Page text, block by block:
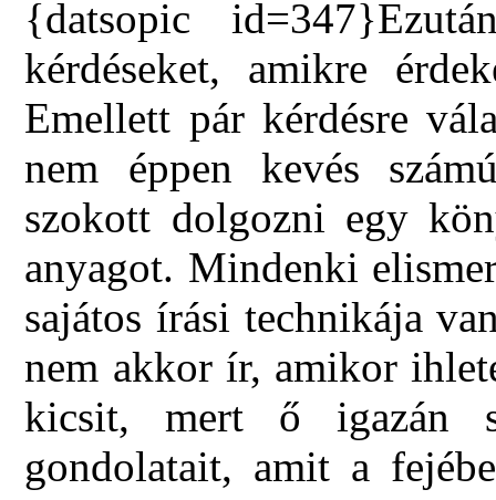
{datsopic
kérdéseket, amikre
Emellett pár kérdésre
nem éppen kevés
szokott dolgozni egy
anyagot. Mindenki
sajátos írási technikája
nem akkor ír, amikor
kicsit, mert ő igazán
gondolatait, amit a